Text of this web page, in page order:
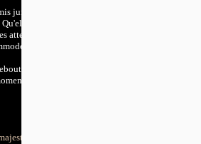
jurés.
se
attendent
ou, si
assis
fIxés